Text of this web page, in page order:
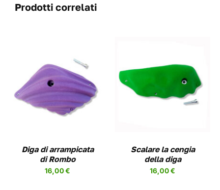
Prodotti correlati
Diga di arrampicata
di Rombo
16,00€
SCEGLI QUESTO
PRODOTTO
HA
PIÙ
OPZIONI
POSSONO
ESSERE
SCELTE
/ DETAILS
Scalare la cengia
della diga
16,00€